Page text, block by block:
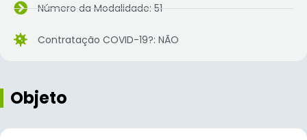
Número da Modalidade: 51
Contratação COVID-19?: NÃO
Objeto